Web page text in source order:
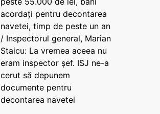
acordați pentru decontarea
navetei, timp de peste un an
/ Inspectorul general, Marian
Staicu: La vremea aceea nu
eram inspector șef. ISJ ne-a
cerut să depunem
documente pentru
decontarea navetei